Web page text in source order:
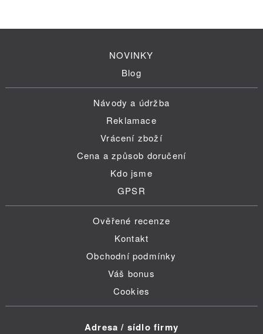
NOVINKY
Blog
Návody a údržba
Reklamace
Vrácení zboží
Cena a způsob doručení
Kdo jsme
GPSR
Ověřené recenze
Kontakt
Obchodní podmínky
Váš bonus
Cookies
Adresa / sídlo firmy